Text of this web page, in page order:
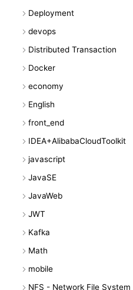
Deployment
devops
Distributed Transaction
Docker
economy
English
front_end
IDEA+AlibabaCloudToolkit
javascript
JavaSE
JavaWeb
JWT
Kafka
Math
mobile
NFS - Network File System